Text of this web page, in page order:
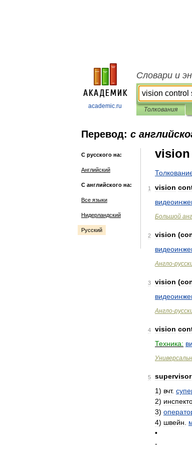
academic.ru
Словари и
Толкования
Перевод: с
С русского на:
Английский
С английского на:
Все языки
Нидерландский
Русский
1 vision
Большой
2 vision (
Англо-
3 vision (
Англо-
4 vision
Техника:
5
supervisor
1) вчт.
2)
3)
4) швейн
•
-